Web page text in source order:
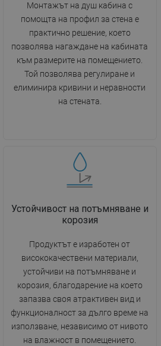
Монтажът на душ кабина с
помощта на профил за стена е
практично решение, което
позволява нагаждане на кабината
към размерите на помещението.
Той позволява регулиране и
елиминира кривини и неравности
на стената.
Устойчивост на потъмняване и
корозия
Продуктът е изработен от
висококачествени материали,
устойчиви на потъмняване и
корозия, благодарение на което
запазва своя атрактивен вид и
функционалност за дълго време на
използване, независимо от нивото
на влажност в помещението.